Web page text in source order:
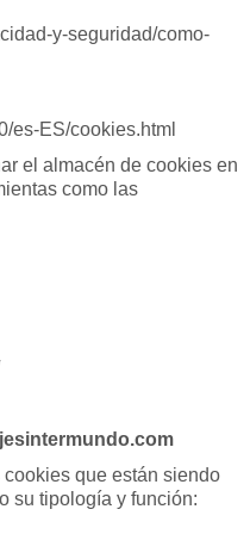
y-seguridad/como-
es-ES/cookies.html
el almacén de cookies en
como las
que están siendo
su tipología y función: